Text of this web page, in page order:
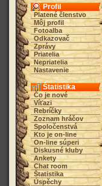
Profil
Platené členstvo
Môj profil
Fotoalba
Odkazovač
Zprávy
Priatelia
Nepriatelia
Nastavenie
Štatistika
Čo je nové
Víťazi
Rebríčky
Zoznam hráčov
Spoločenstvá
Kto je on-line
On-line súperi
Diskusné kluby
Ankety
Chat room
Štatistika
Úspěchy